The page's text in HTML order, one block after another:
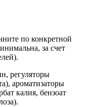
по конкретной
за счет
регуляторы
ароматизаторы
калия, бензоат